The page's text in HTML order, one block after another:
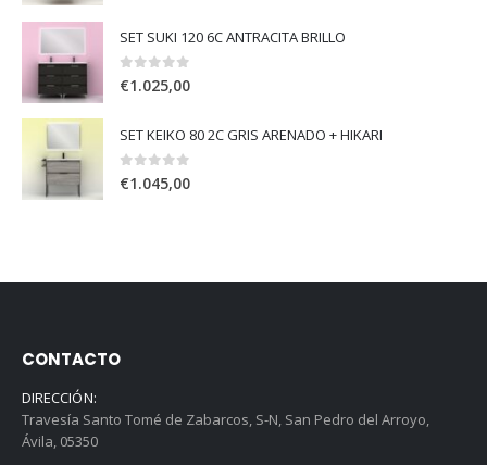
SET SUKI 120 6C ANTRACITA BRILLO
0 out of 5
€1.025,00
SET KEIKO 80 2C GRIS ARENADO + HIKARI
0 out of 5
€1.045,00
CONTACTO
DIRECCIÓN:
Travesía Santo Tomé de Zabarcos, S-N, San Pedro del Arroyo,
Ávila, 05350